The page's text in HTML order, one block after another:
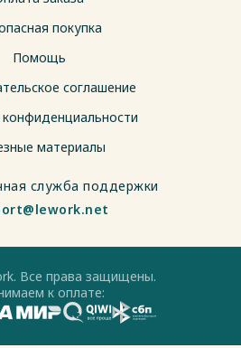
покупка
Помощь
соглашение
материалы
служба поддержки
Все права защищены.
к оплате: